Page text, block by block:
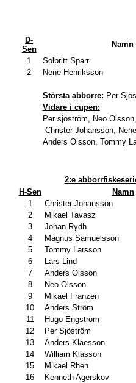
D-
Sen
Namn
1
Solbritt Sparr
2
Nene Henriksson
Största abborre: Per
Vidare i cupen:
Per sjöström, Neo
Christer Johansson,
Anders Olsson, Tommy
2:e
H-Sen
Namn
1
Christer Johansson
2
Mikael Tavasz
3
Johan Rydh
4
Magnus Samuelsson
5
Tommy Larsson
6
Lars Lind
7
Anders Olsson
8
Neo Olsson
9
Mikael Franzen
10
Anders Ström
11
Hugo Engström
12
Per Sjöström
13
Anders Klaesson
14
William Klasson
15
Mikael Rhen
16
Kenneth Agerskov